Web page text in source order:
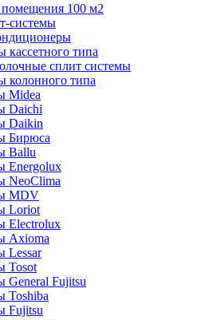
100 м2
системы
кассетного типа
сплит системы
колонного типа
Midea
Daichi
Daikin
Бирюса
Ballu
Energolux
NeoClima
MDV
Loriot
Electrolux
Axioma
Lessar
Tosot
General Fujitsu
Toshiba
Fujitsu